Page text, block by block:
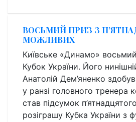
ВОСЬМИЙ ПРИЗ З
МОЖЛИВИХ
Київське «Динамо»
Кубок України. Його
Анатолій Дем’яненко
у ранзі головного тренера
став підсумок
розіграшу Кубка України з